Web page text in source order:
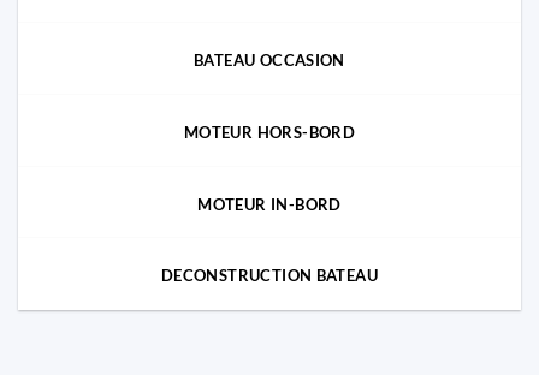
BATEAU OCCASION
MOTEUR HORS-BORD
MOTEUR IN-BORD
DECONSTRUCTION BATEAU